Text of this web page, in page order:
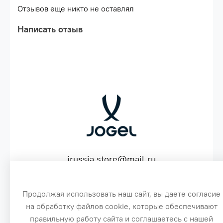
цвет: красный\nДополнительный цвет:
золотой\nПроизводство: КНР
Отзывов еще никто не оставлял
Написать отзыв
jrussia.store@mail.ru
Продолжая использовать наш сайт, вы даете согласие
на обработку файлов cookie, которые обеспечивают
правильную работу сайта и соглашаетесь с нашей
3